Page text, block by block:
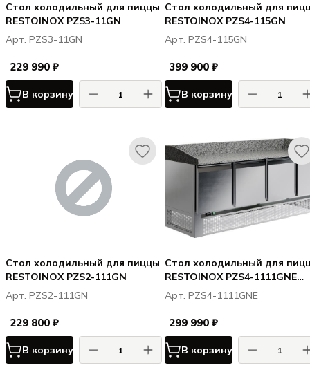
Стол холодильный для пиццы
RESTOINOX PZS3-11GN
Арт. PZS3-11GN
229 990 ₽
В корзину
Стол холодильный для
RESTOINOX PZS4-115GN
Арт. PZS4-115GN
399 900 ₽
В корзину
Стол холодильный для пиццы
RESTOINOX PZS2-111GN
Арт. PZS2-111GN
229 800 ₽
В корзину
Стол холодильный для
RESTOINOX PZS4-1111GNE
(нижн. расп. агр)
Арт. PZS4-1111GNE
299 990 ₽
В корзину